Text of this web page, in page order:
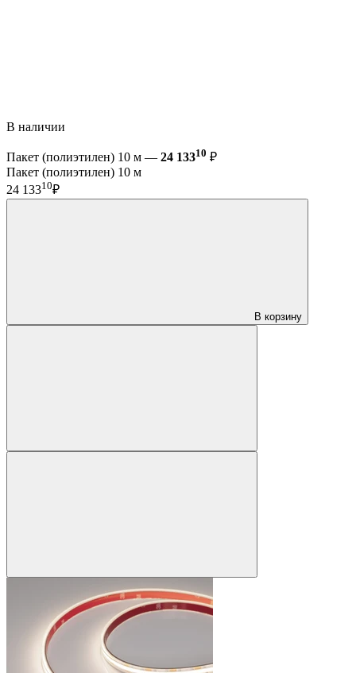
В наличии
Пакет (полиэтилен) 10 м — 24 13310 ₽
Пакет (полиэтилен) 10 м
24 13310₽
В корзину